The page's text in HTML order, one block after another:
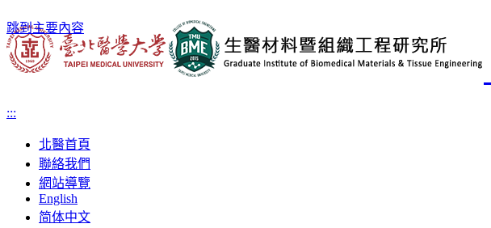
跳到主要內容
:::
北醫首頁
聯絡我們
網站導覽
English
简体中文